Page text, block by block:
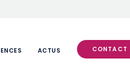
ACTUS CONTACT